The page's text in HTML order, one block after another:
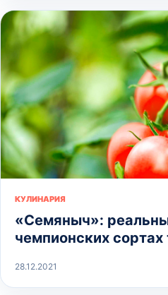
КУЛИНАРИЯ
«Семяныч»:
чемпионских сортах
28.12.2021